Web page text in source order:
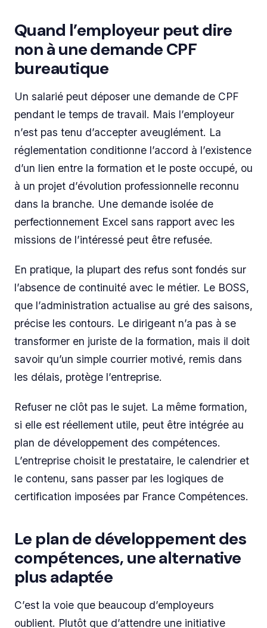
Quand l’employeur peut dire
non à une demande CPF
bureautique
Un salarié peut déposer une demande de CPF
pendant le temps de travail. Mais l’employeur
n’est pas tenu d’accepter aveuglément. La
réglementation conditionne l’accord à l’existence
d’un lien entre la formation et le poste occupé, ou
à un projet d’évolution professionnelle reconnu
dans la branche. Une demande isolée de
perfectionnement Excel sans rapport avec les
missions de l’intéressé peut être refusée.
En pratique, la plupart des refus sont fondés sur
l’absence de continuité avec le métier. Le BOSS,
que l’administration actualise au gré des saisons,
précise les contours. Le dirigeant n’a pas à se
transformer en juriste de la formation, mais il doit
savoir qu’un simple courrier motivé, remis dans
les délais, protège l’entreprise.
Refuser ne clôt pas le sujet. La même formation,
si elle est réellement utile, peut être intégrée au
plan de développement des compétences.
L’entreprise choisit le prestataire, le calendrier et
le contenu, sans passer par les logiques de
certification imposées par France Compétences.
Le plan de développement des
compétences, une alternative
plus adaptée
C’est la voie que beaucoup d’employeurs
oublient. Plutôt que d’attendre une initiative